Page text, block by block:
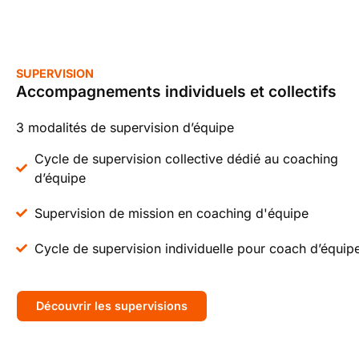
SUPERVISION
Accompagnements individuels et collectifs
3 modalités de supervision d’équipe
Cycle de supervision collective dédié au coaching
d’équipe
Supervision de mission en coaching d'équipe
Cycle de supervision individuelle pour coach
Découvrir les supervisions